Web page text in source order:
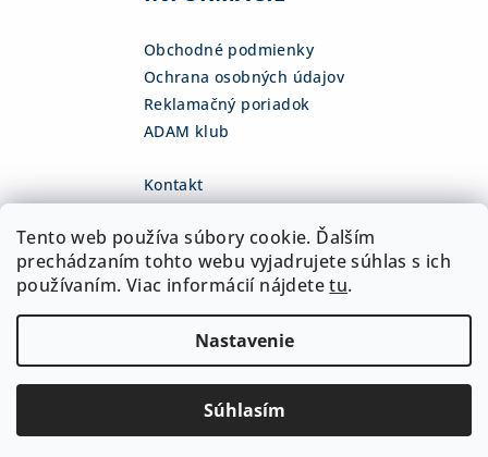
Tento web používa súbory cookie. Ďalším
prechádzaním tohto webu vyjadrujete súhlas s ich
používaním. Viac informácií nájdetetu.
Nastavenie
Súhlasím
Obchodné podmienky
Ochrana osobných údajov
Reklamačný poriadok
ADAM klub
Kontakt
+421 918 468 475
fb.com/adamshop.sk
adamshop.sk
Vytvoril Shoptet